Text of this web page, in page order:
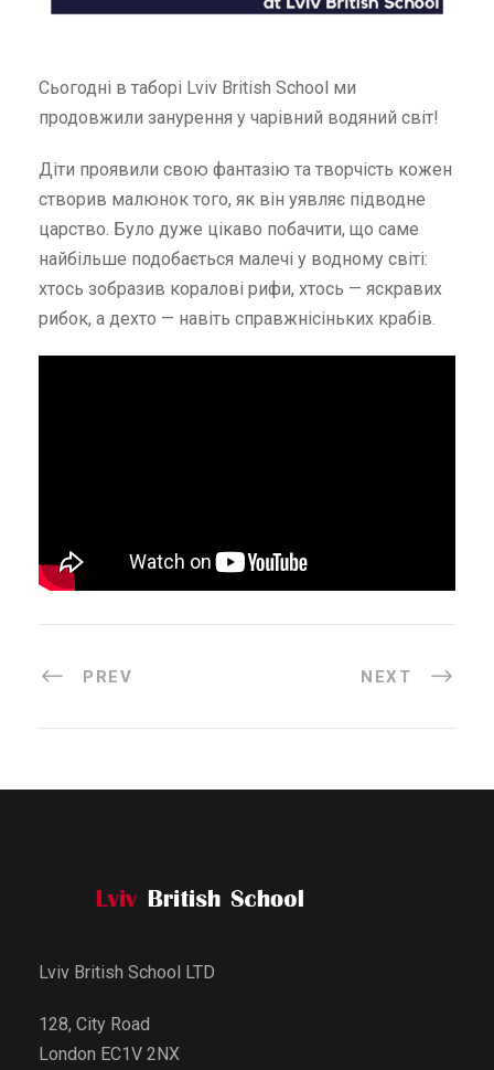
Сьогодні в таборі Lviv British School ми
продовжили занурення у чарівний водяний світ!
Діти проявили свою фантазію та творчість кожен
створив малюнок того, як він уявляє підводне
царство. Було дуже цікаво побачити, що саме
найбільше подобається малечі у водному світі:
хтось зобразив коралові рифи, хтось — яскравих
рибок, а дехто — навіть справжнісіньких крабів.
PREV NEXT
Lviv British School LTD
128, City Road
London EC1V 2NX